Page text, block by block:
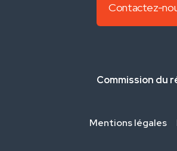
Contactez-
Commission du
Mentions légales